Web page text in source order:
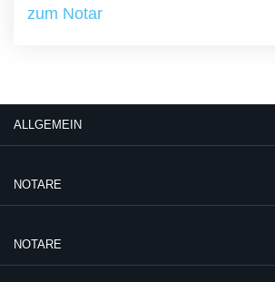
zum Notar
ALLGEMEIN
NOTARE
NOTARE